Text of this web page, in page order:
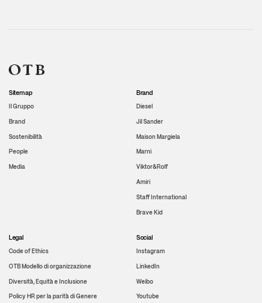
Sitemap
Il Gruppo
Brand
Sostenibilità
People
Media
Brand
Diesel
Jil Sander
Maison Margiela
Marni
Viktor&Rolf
Amiri
Staff International
Brave Kid
Legal
Code of Ethics
OTB Modello di organizzazione
Diversità, Equità e Inclusione
Policy HR per la parità di Genere
Social
Instagram
LinkedIn
Weibo
Youtube